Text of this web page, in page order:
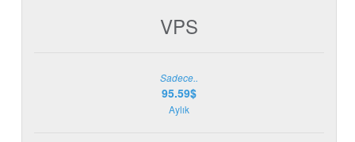
VPS
Sadece..
95.59$
Aylık